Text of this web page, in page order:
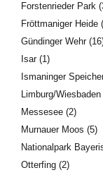
Forstenrieder Park
Fröttmaniger Heide
Gündinger Wehr
Isar(1)
Ismaninger
Limburg/Wiesbaden
Messesee (2)
Murnauer Moos (5)
Nationalpark
Otterfing (2)